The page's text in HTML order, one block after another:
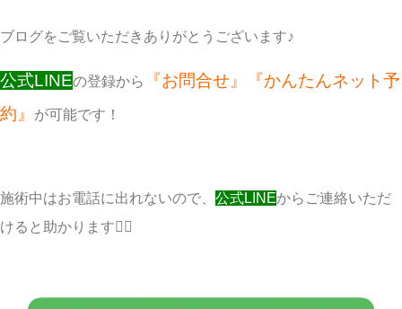
ブログをご覧いただきありがとうございます♪
公式LINEの登録から
『お問合せ』『かんたんネット予
約』
が可能です！
施術中はお電話に出れないので、 公式LINEからご連絡いただ
けると助かります🙇‍♀️